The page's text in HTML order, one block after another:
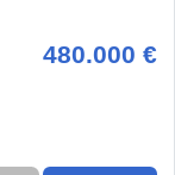
480.000 €